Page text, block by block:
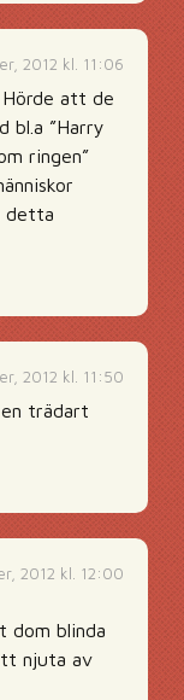
2012 kl. 11:06
att de
bl.a ”Harry
ringen”
detta
2012 kl. 11:50
trädart
2012 kl. 12:00
dom blinda
njuta av